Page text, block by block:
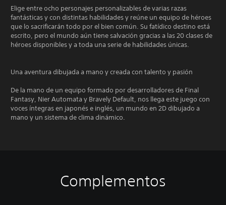
Elige entre ocho personajes personalizables de varias razas
fantásticas y con distintas habilidades y reúne un equipo de héroes
que lo sacrificarán todo por el bien común. Su fatídico destino está
escrito, pero el mundo aún tiene salvación gracias a las 20 clases de
héroes disponibles y a toda una serie de habilidades únicas.
Una aventura dibujada a mano y creada con talento y pasión
De la mano de un equipo formado por desarrolladores de Final
Fantasy, Nier Automata y Bravely Default, nos llega este juego con
voces íntegras en japonés e inglés, un mundo en 2D dibujado a
mano y un sistema de clima dinámico.
Complementos